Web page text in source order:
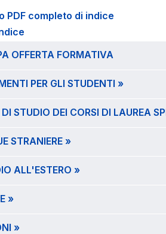
PDF completo di indice
OFFERTA FORMATIVA
PER GLI STUDENTI »
STUDIO DEI CORSI DI LAUREA
STRANIERE »
ALL'ESTERO »
»
»